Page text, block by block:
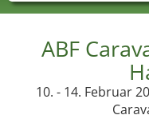
ABF
10. - 14. Februar
Messenamen